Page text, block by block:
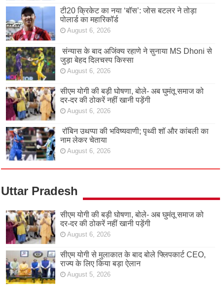
टी20 क्रिकेट का नया ‘बॉस’: जोस बटलर ने तोड़ा
पोलार्ड का महारिकॉर्ड
August 6, 2026
संन्यास के बाद अजिंक्‍य रहाणे ने सुनाया MS Dhoni से
जुड़ा बेहद दिलचस्प किस्सा
August 6, 2026
सीएम योगी की बड़ी घोषणा, बोले- अब घुमंतू समाज को
दर-दर की ठोकरें नहीं खानी पड़ेंगी
August 6, 2026
रॉबिन उथप्पा की भविष्यवाणी; पृथ्वी शॉ और कांबली का
नाम लेकर चेताया
August 6, 2026
Uttar Pradesh
सीएम योगी की बड़ी घोषणा, बोले- अब घुमंतू समाज को
दर-दर की ठोकरें नहीं खानी पड़ेंगी
August 6, 2026
सीएम योगी से मुलाकात के बाद बोले फ्लिपकार्ट CEO,
राज्य के लिए किया बड़ा ऐलान
August 5, 2026